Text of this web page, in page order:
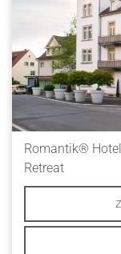
Romantik®
Retreat